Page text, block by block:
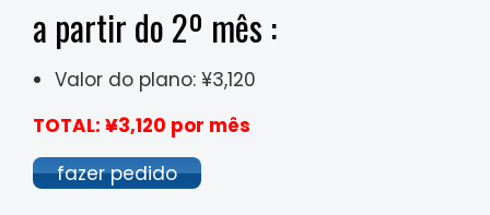
a partir do 2º mês :
Valor do plano: ¥3,120
TOTAL: ¥3,120 por mês
fazer pedido